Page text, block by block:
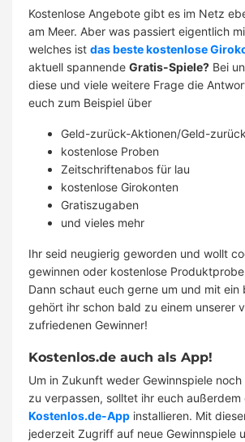
Kostenlose Angebote gibt es im Netz
am Meer. Aber was passiert eigentlich
welches ist das beste kostenlose
aktuell spannende Gratis-Spiele? Bei
diese und viele weitere Frage die
euch zum Beispiel über
Geld-zurück-Aktionen/Geld-
kostenlose Proben
Zeitschriftenabos für lau
kostenlose Girokonten
Gratiszugaben
und vieles mehr
Ihr seid neugierig geworden und wollt
gewinnen oder kostenlose
Dann schaut euch gerne um und mit ein
gehört ihr schon bald zu einem unserer
zufriedenen Gewinner!
Kostenlos.de auch als App!
Um in Zukunft weder Gewinnspiele
zu verpassen, solltet ihr euch außerdem
Kostenlos.de-App installieren. Mit
jederzeit Zugriff auf neue Gewinnspiele